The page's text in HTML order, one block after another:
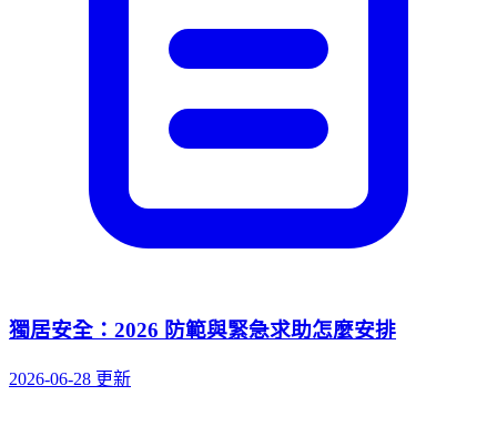
獨居安全：2026 防範與緊急求助怎麼安排
2026-06-28 更新